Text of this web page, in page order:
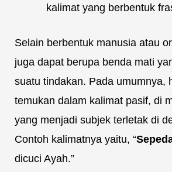
kalimat yang berbentuk
Selain berbentuk manusia atau
juga dapat berupa benda mati
suatu tindakan. Pada umumnya,
temukan dalam kalimat pasif, di
yang menjadi subjek terletak di
Contoh kalimatnya yaitu, “
dicuci Ayah.”